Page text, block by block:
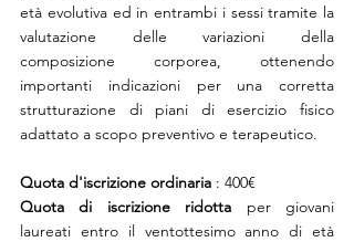
età evolutiva ed in entrambi i sessi tramite la
valutazione delle variazioni della
composizione corporea, ottenendo
importanti indicazioni per una corretta
strutturazione di piani di esercizio fisico
adattato a scopo preventivo e terapeutico.
Quota d'iscrizione ordinaria : 400€
Quota di iscrizione ridotta per giovani
laureati entro il ventottesimo anno di età